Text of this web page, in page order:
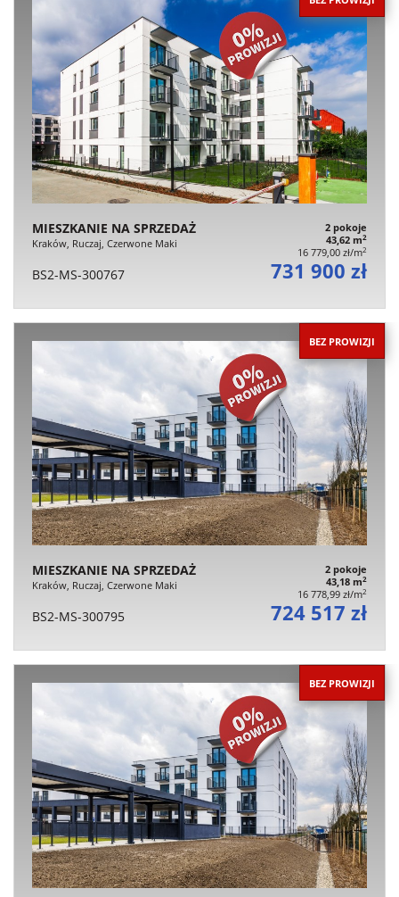
MIESZKANIE NA SPRZEDAŻ
Kraków, Ruczaj, Czerwone Maki
2 pokoje
43,62 m2
16 779,00 zł/m2
BS2-MS-300767 731 900 zł
BEZ PROWIZJI
MIESZKANIE NA SPRZEDAŻ
Kraków, Ruczaj, Czerwone Maki
2 pokoje
43,18 m2
16 778,99 zł/m2
BS2-MS-300795 724 517 zł
BEZ PROWIZJI